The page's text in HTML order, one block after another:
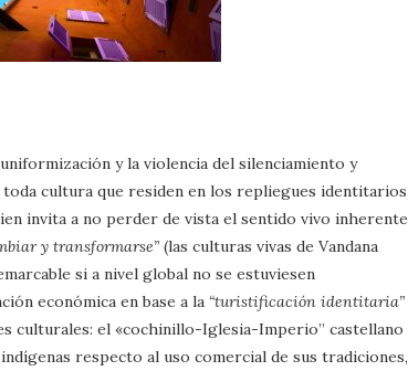
y la violencia del silenciamiento y
cultura que residen en los repliegues identitarios
invita a no perder de vista el sentido vivo inherente
y transformarse” (las culturas vivas de Vandana
si a nivel global no se estuviesen
económica en base a la “turistificación identitaria”
culturales: el «cochinillo-Iglesia-Imperio” castellano
respecto al uso comercial de sus tradiciones,